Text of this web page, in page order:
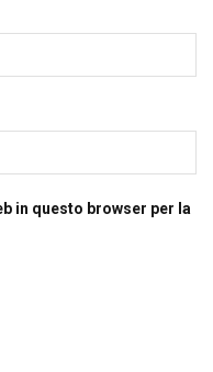
in questo browser per la